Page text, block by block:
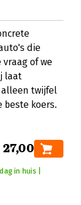
die
of we
laat
twijfel
beste koers.
in huis |